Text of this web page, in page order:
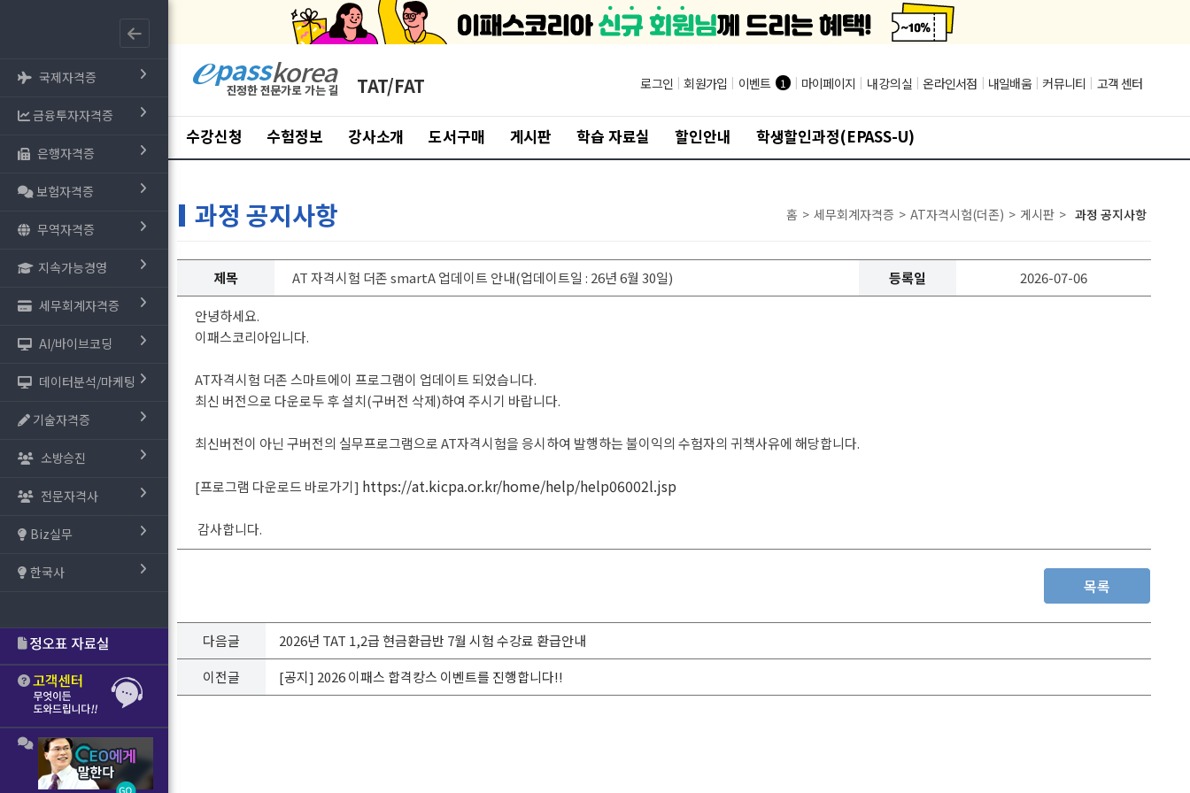
국제자격증
금융투자자격증
은행자격증
보험자격증
무역자격증
지속가능경영
세무회계자격증
AI/바이브코딩
데이터분석/마케팅
기술자격증
소방승진
전문자격사
Biz실무
한국사
TAT/FAT 로그인 | 회원가입 | 이벤트 1 | 마이페이지 | 내 강의실 | 온라인서점 | 내일배움 | 커뮤니티 | 고객 센터
수강신청 수험정보 강사소개 도서구매 게시판 학습 자료실 할인안내 학생할인과정(EPASS-U)
과정 공지사항 홈 > 세무회계자격증 > AT자격시험(더존) > 게시판 > 과정 공지사항
제목 AT 자격시험 더존 smartA 업데이트 안내(업데이트일 : 26년 6월 30일) 등록일 2026-07-06
안녕하세요.
이패스코리아입니다.
AT자격시험 더존 스마트에이 프로그램이 업데이트 되었습니다.
최신 버전으로 다운로두 후 설치(구버전 삭제)하여 주시기 바랍니다.
최신버전이 아닌 구버전의 실무프로그램으로 AT자격시험을 응시하여 발행하는 불이익의 수험자의 귀책사유에 해당합니다.
[프로그램 다운로드 바로가기] https://at.kicpa.or.kr/home/help/help06002l.jsp
감사합니다.
목록
다음글
2026년 TAT 1,2급 현금환급반 7월 시험 수강료 환급안내
이전글
[공지] 2026 이패스 합격캉스 이벤트를 진행합니다!!